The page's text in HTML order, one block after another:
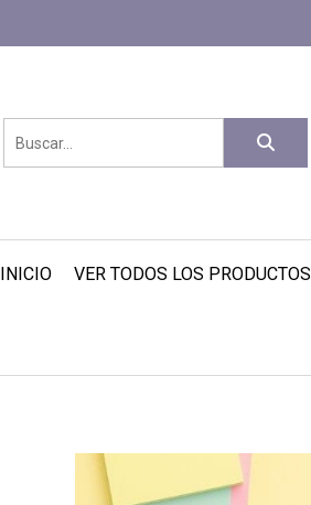
INICIO VER TODOS LOS PRODUCTOS